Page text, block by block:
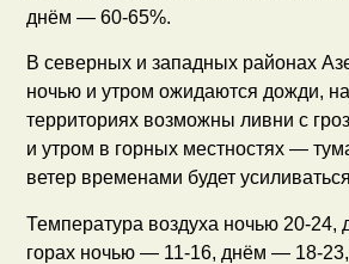
днём — 60-65%.
В северных и западных районах
ночью и утром ожидаются дожди,
территориях возможны ливни с
и утром в горных местностях —
ветер временами будет
Температура воздуха ночью 20-
горах ночью — 11-16, днём — 18-